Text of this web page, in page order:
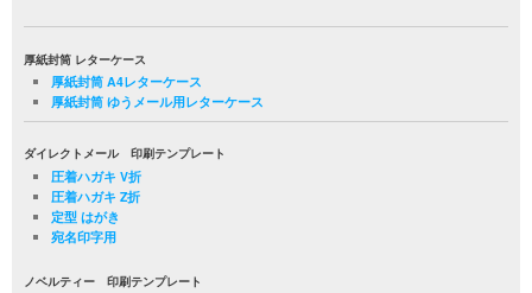
厚紙封筒 レターケース
厚紙封筒 A4レターケース
厚紙封筒 ゆうメール用レターケース
ダイレクトメール 印刷テンプレート
圧着ハガキ V折
圧着ハガキ Z折
定型 はがき
宛名印字用
ノベルティー 印刷テンプレート